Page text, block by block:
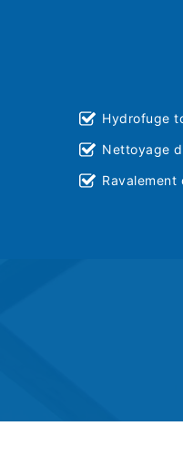
Hydrofuge
Nettoyage
Ravalement